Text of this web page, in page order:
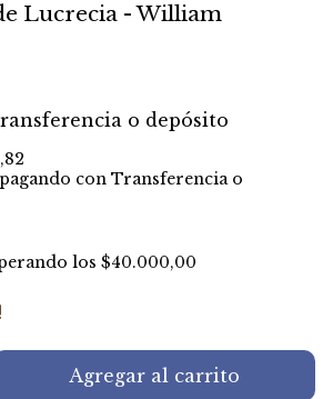
Lucrecia - William
o depósito
pagando con Transferencia o
los $40.000,00